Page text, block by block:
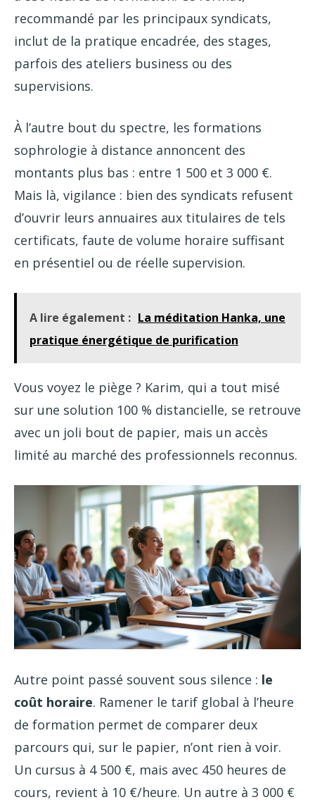
recommandé par les principaux syndicats,
inclut de la pratique encadrée, des stages,
parfois des ateliers business ou des
supervisions.
À l’autre bout du spectre, les formations
sophrologie à distance annoncent des
montants plus bas : entre 1 500 et 3 000 €.
Mais là, vigilance : bien des syndicats refusent
d’ouvrir leurs annuaires aux titulaires de tels
certificats, faute de volume horaire suffisant
en présentiel ou de réelle supervision.
A lire également : La méditation Hanka, une
pratique énergétique de purification
Vous voyez le piège ? Karim, qui a tout misé
sur une solution 100 % distancielle, se retrouve
avec un joli bout de papier, mais un accès
limité au marché des professionnels reconnus.
Autre point passé souvent sous silence : le
coût horaire. Ramener le tarif global à l’heure
de formation permet de comparer deux
parcours qui, sur le papier, n’ont rien à voir.
Un cursus à 4 500 €, mais avec 450 heures de
cours, revient à 10 €/heure. Un autre à 3 000 €